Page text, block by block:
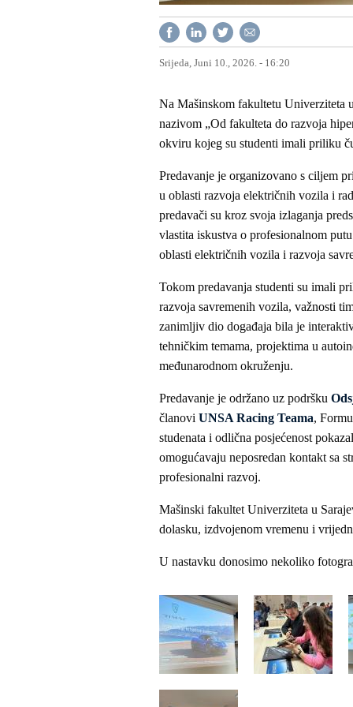
Srijeda, Juni 10., 2026. - 16:20
Na Mašinskom fakultetu Univerziteta
nazivom „Od fakulteta do razvoja
okviru kojeg su studenti imali priliku
Predavanje je organizovano s ciljem
u oblasti razvoja električnih vozila i
predavači su kroz svoja izlaganja
vlastita iskustva o profesionalnom
oblasti električnih vozila i razvoja
Tokom predavanja studenti su imali
razvoja savremenih vozila, važnosti
zanimljiv dio događaja bila je
tehničkim temama, projektima u
međunarodnom okruženju.
Predavanje je održano uz podršku
članovi UNSA Racing Teama,
studenata i odlična posjećenost
omogućavaju neposredan kontakt sa
profesionalni razvoj.
Mašinski fakultet Univerziteta u
dolasku, izdvojenom vremenu i
U nastavku donosimo nekoliko